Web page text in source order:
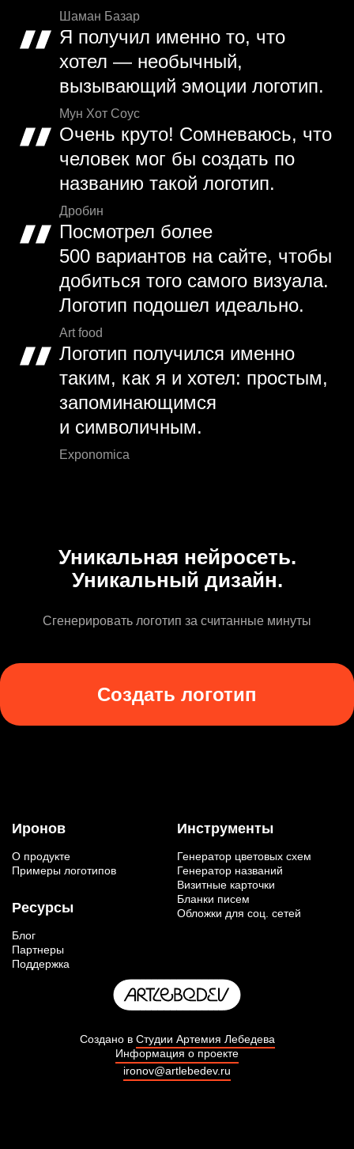
Шаман Базар
Я получил именно то, что
хотел — необычный,
вызывающий эмоции логотип.
Мун Хот Соус
Очень круто! Сомневаюсь, что
человек мог бы создать по
названию такой логотип.
Дробин
Посмотрел более
500 вариантов на сайте, чтобы
добиться того самого визуала.
Логотип подошел идеально.
Art food
Логотип получился именно
таким, как я и хотел: простым,
запоминающимся
и символичным.
Exponomica
Уникальная нейросеть.
Уникальный дизайн.
Сгенерировать логотип за считанные минуты
Создать логотип
Иронов
О продукте
Примеры логотипов
Ресурсы
Блог
Партнеры
Поддержка
Инструменты
Генератор цветовых схем
Генератор названий
Визитные карточки
Бланки писем
Обложки для соц. сетей
Создано в Студии Артемия Лебедева
Информация о проекте
ironov@artlebedev.ru